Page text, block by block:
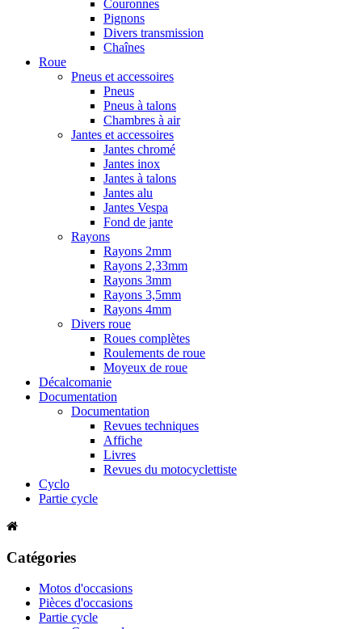
Couronnes
Pignons
Divers transmission
Chaînes
Roue
Pneus et accessoires
Pneus
Pneus à talons
Chambres à air
Jantes et accessoires
Jantes chromé
Jantes inox
Jantes à talons
Jantes alu
Jantes Vespa
Fond de jante
Rayons
Rayons 2mm
Rayons 2,33mm
Rayons 3mm
Rayons 3,5mm
Rayons 4mm
Divers roue
Roues complètes
Roulements de roue
Moyeux de roue
Décalcomanie
Documentation
Documentation
Revues techniques
Affiche
Livres
Revues du motocyclettiste
Cyclo
Partie cycle
Catégories
Motos d'occasions
Pièces d'occasions
Partie cycle